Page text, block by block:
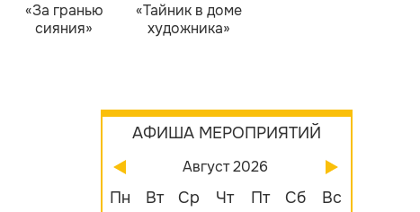
«За гранью
сияния»
«Тайник в доме
художника»
АФИША МЕРОПРИЯТИЙ
Август 2026
Пн Вт Ср Чт Пт Сб
Вс